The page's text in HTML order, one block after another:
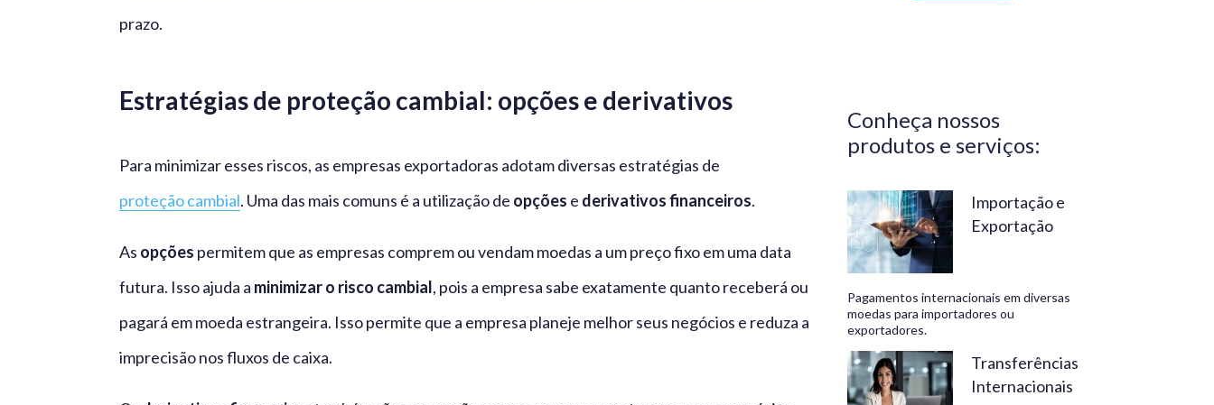
prazo.
Estratégias de proteção cambial: opções e derivativos
Para minimizar esses riscos, as empresas exportadoras adotam diversas estratégias de
proteção cambial. Uma das mais comuns é a utilização de opções e derivativos financeiros.
As opções permitem que as empresas comprem ou vendam moedas a um preço fixo em uma data
futura. Isso ajuda a minimizar o risco cambial, pois a empresa sabe exatamente quanto receberá ou
pagará em moeda estrangeira. Isso permite que a empresa planeje melhor seus negócios e reduza a
imprecisão nos fluxos de caixa.
confiabilidade
e
são nossos
diferenciais.
Bank,
negócios
rentáveis
Conheça nossos
produtos e serviços:
Importação e
Exportação
Pagamentos internacionais em diversas
moedas para importadores ou
exportadores.
Transferências
Internacionais